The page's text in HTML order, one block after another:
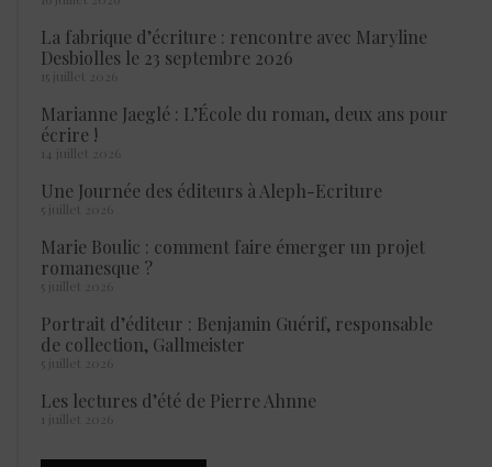
La fabrique d’écriture : rencontre avec Maryline
Desbiolles le 23 septembre 2026
15 juillet 2026
Marianne Jaeglé : L’École du roman, deux ans pour
écrire !
14 juillet 2026
Une Journée des éditeurs à Aleph-Ecriture
5 juillet 2026
Marie Boulic : comment faire émerger un projet
romanesque ?
5 juillet 2026
Portrait d’éditeur : Benjamin Guérif, responsable
de collection, Gallmeister
5 juillet 2026
Les lectures d’été de Pierre Ahnne
1 juillet 2026